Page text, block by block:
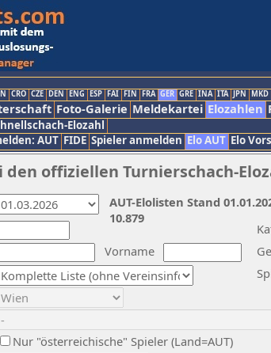
CRO CZE DEN ENG ESP FAI FIN FRA GER GRE INA ITA JPN MKD
Foto-Galerie Meldekartei Elozahlen
Elozahl
AUT FIDE Spieler anmelden Elo AUT Elo
offiziellen Turnierschach-
Vorname
Nur "österreichische" Spieler (Land=AUT)
AUT-Elolisten Stand
10.879